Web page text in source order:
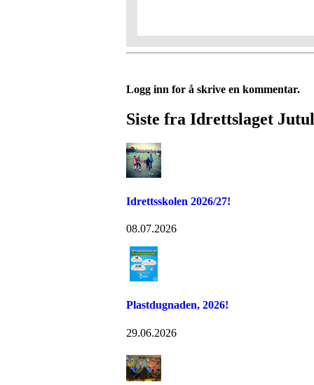
Logg inn for å skrive en kommentar.
Siste fra Idrettslaget Jutul
Idrettsskolen 2026/27!
08.07.2026
Plastdugnaden, 2026!
29.06.2026